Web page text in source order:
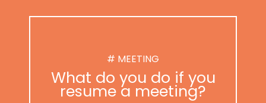
# MEETING
What do you do if you
resume a meeting?